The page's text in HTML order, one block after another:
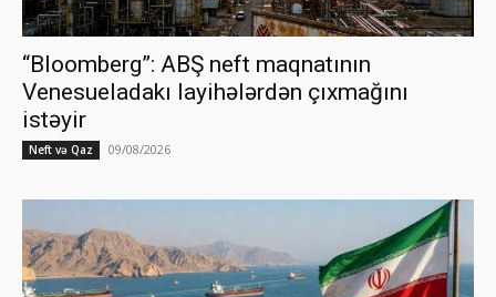
“Bloomberg”: ABŞ neft maqnatının
Venesueladakı layihələrdən çıxmağını
istəyir
Neft və Qaz 09/08/2026